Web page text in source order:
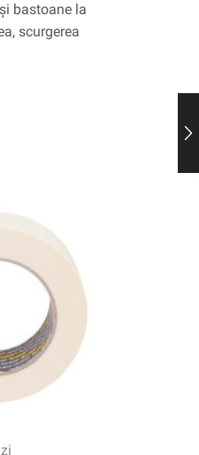
bastoane la
scurgerea